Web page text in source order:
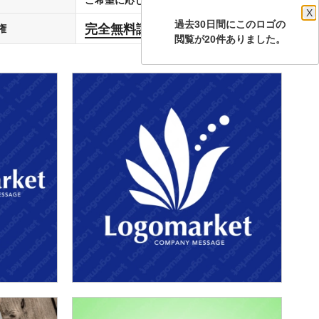
完全無料譲渡 します
過去30日間にこのロゴの
X
閲覧が20件ありました。